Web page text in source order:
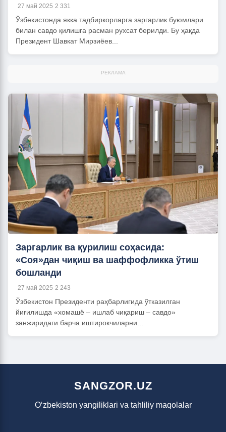
27 май 2025 2 331
Ўзбекистонда якка тадбиркорларга заргарлик буюмлари
билан савдо қилишга расман рухсат берилди. Бу ҳақда
Президент Шавкат Мирзиёев...
РЕКЛАМА
Заргарлик ва қурилиш соҳасида:
«Соя»дан чиқиш ва шаффофликка ўтиш
бошланди
27 май 2025 2 243
Ўзбекистон Президенти раҳбарлигида ўтказилган
йиғилишда «хомашё – ишлаб чиқариш – савдо»
занжиридаги барча иштирокчиларни...
SANGZOR.UZ
O‘zbekiston yangiliklari va tahliliy maqolalar